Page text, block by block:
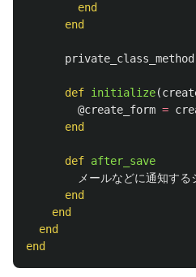
end
end
private_class_method
def initialize(
@create_form =
end
def after_save
メールなどに通知す
end
end
end
end